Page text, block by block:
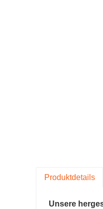
Produktdetails
Unsere